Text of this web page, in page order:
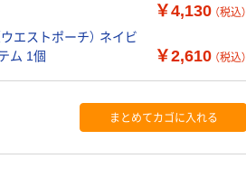
￥4,130 （税込）
エストポーチ） ネイビ
ム 1個
￥2,610 （税込）
まとめてカゴに入れる